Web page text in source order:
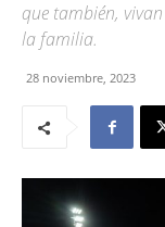
que también,
la familia.
28 noviembre, 2023